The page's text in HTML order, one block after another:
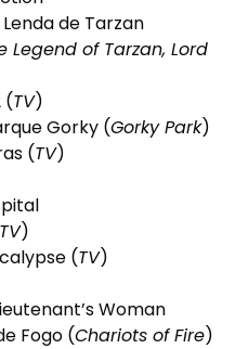
de Tarzan
Legend of Tarzan, Lord
(TV)
Gorky (Gorky Park)
(TV)
TV)
(TV)
Woman
Fogo (Chariots of Fire)